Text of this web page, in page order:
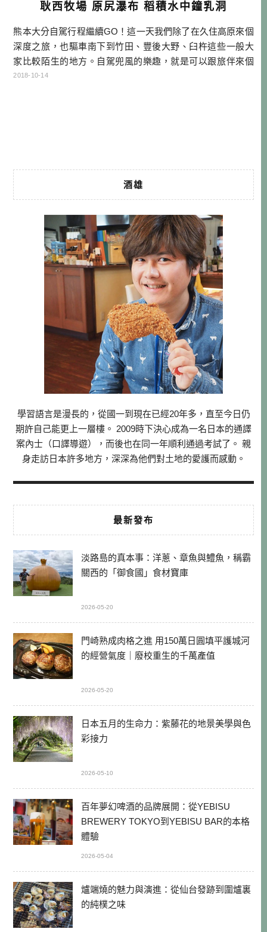
耿西牧場 原尻瀑布 稻積水中鐘乳洞
熊本大分自駕行程繼續GO！這一天我們除了在久住高原來個
深度之旅，也驅車南下到竹田、豐後大野、臼杵這些一般大
家比較陌生的地方。自駕兜風的樂趣，就是可以跟旅伴來個
深聊，因為坐的距離很近，感覺連心的距離也近了不少。隨
2018-10-14
酒雄
學習語言是漫長的，從國一到現在已經20年多，直至今日仍
期許自己能更上一層樓。 2009時下決心成為一名日本的通譯
案內士（口譯導遊），而後也在同一年順利通過考試了。 親
身走訪日本許多地方，深深為他們對土地的愛護而感動。
最新發布
淡路島的真本事：洋蔥、章魚與鱧魚，稱霸
關西的「御食國」食材寶庫
2026-05-20
門崎熟成肉格之進 用150萬日圓填平護城河
的經營氣度｜廢校重生的千萬產值
2026-05-20
日本五月的生命力：紫藤花的地景美學與色
彩接力
2026-05-10
百年夢幻啤酒的品牌展開：從YEBISU
BREWERY TOKYO到YEBISU BAR的本格
體驗
2026-05-04
爐端燒的魅力與演進：從仙台發跡到圍爐裏
的純樸之味